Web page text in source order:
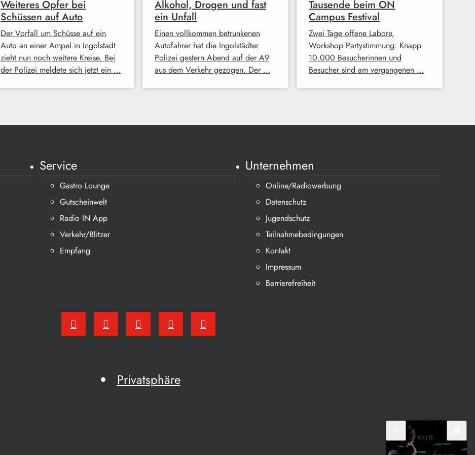
Weiteres Opfer bei
Schüssen auf Auto
Der Vorfall um Schüsse auf ein
Auto an einer Ampel in Ingolstadt
zieht nun noch weitere Kreise. Bei
der Polizei meldete sich jetzt ein …
Alkohol, Drogen und fast
ein Unfall
Einen vollkommen betrunkenen
Autofahrer hat die Ingolstädter
Polizei gestern Abend auf der A9
aus dem Verkehr gezogen. Der …
Tausende beim ON
Campus Festival
Zwei Tage offene Labore,
Workshop Partystimmung: Knapp
10.000 Besucherinnen und
Besucher sind am vergangenen …
Service
Gastro Lounge
Gutscheinwelt
Radio IN App
Verkehr/Blitzer
Empfang
Unternehmen
Online/Radiowerbung
Datenschutz
Jugendschutz
Teilnahmebedingungen
Kontakt
Impressum
Barrierefreiheit
Privatsphäre